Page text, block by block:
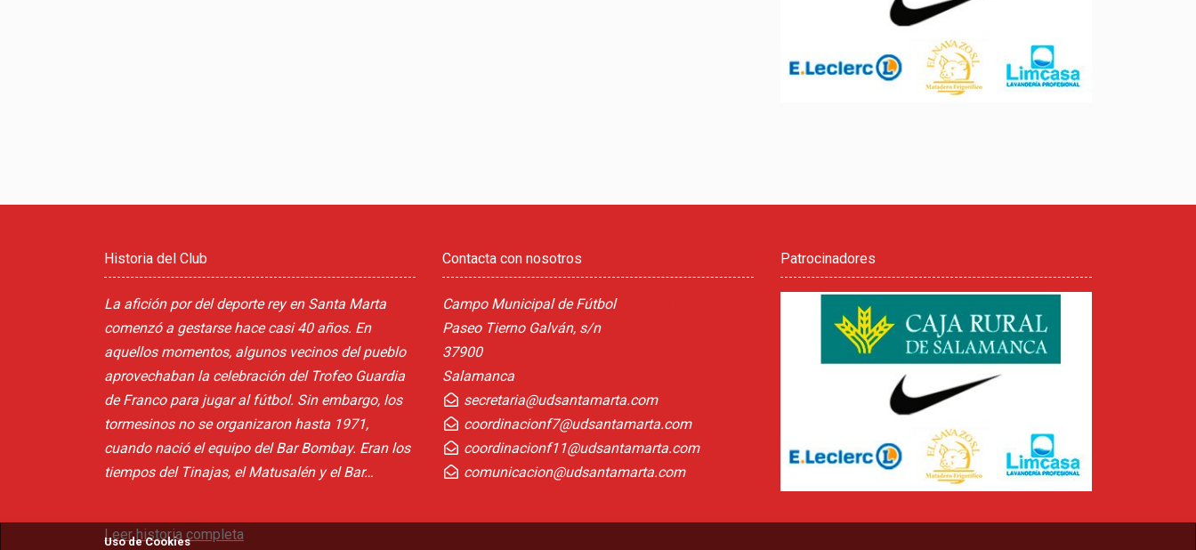
Historia del Club
La afición por del deporte rey en Santa Marta
comenzó a gestarse hace casi 40 años. En
aquellos momentos, algunos vecinos del pueblo
aprovechaban la celebración del Trofeo Guardia
de Franco para jugar al fútbol. Sin embargo, los
tormesinos no se organizaron hasta 1971,
cuando nació el equipo del Bar Bombay. Eran los
tiempos del Tinajas, el Matusalén y el Bar…
Leer historia completa
Contacta con nosotros
Campo Municipal de Fútbol
Paseo Tierno Galván, s/n
37900
Salamanca
secretaria@udsantamarta.com
coordinacionf7@udsantamarta.com
coordinacionf11@udsantamarta.com
comunicacion@udsantamarta.com
Patrocinadores
Uso de Cookies